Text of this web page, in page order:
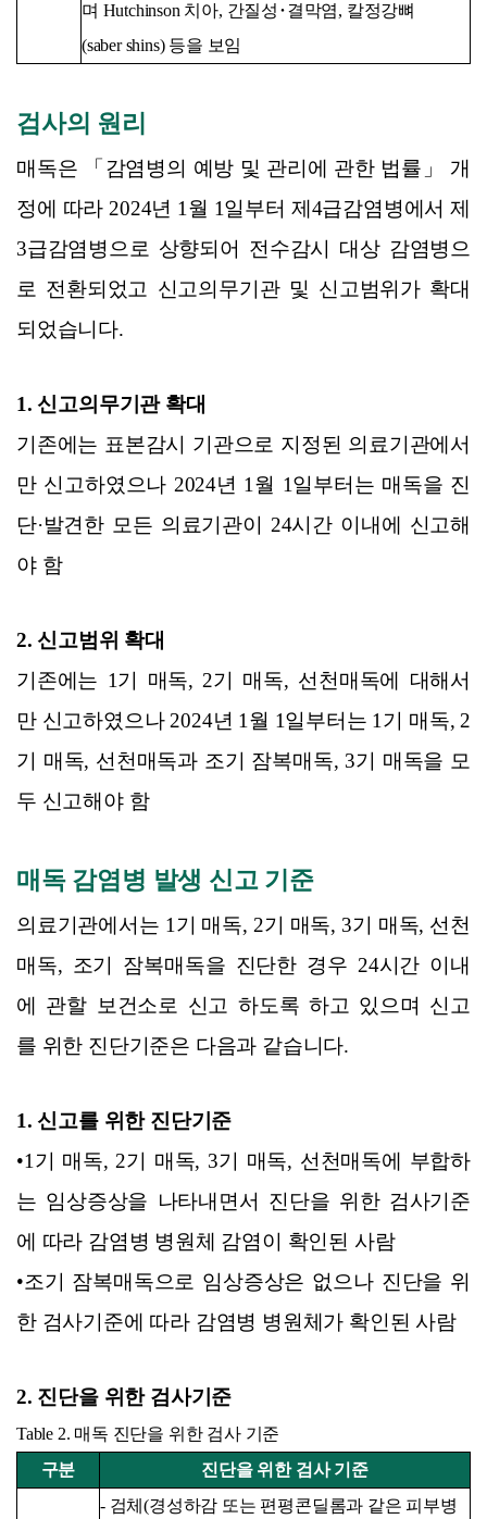
며 Hutchinson 치아, 간질성･결막염, 칼정강뼈
(saber shins) 등을 보임
검사의 원리
매독은 「감염병의 예방 및 관리에 관한 법률」 개
정에 따라 2024년 1월 1일부터 제4급감염병에서 제
3급감염병으로 상향되어 전수감시 대상 감염병으
로 전환되었고 신고의무기관 및 신고범위가 확대
되었습니다.
1. 신고의무기관 확대
기존에는 표본감시 기관으로 지정된 의료기관에서
만 신고하였으나 2024년 1월 1일부터는 매독을 진
단·발견한 모든 의료기관이 24시간 이내에 신고해
야 함
2. 신고범위 확대
기존에는 1기 매독, 2기 매독, 선천매독에 대해서
만 신고하였으나 2024년 1월 1일부터는 1기 매독, 2
기 매독, 선천매독과 조기 잠복매독, 3기 매독을 모
두 신고해야 함
매독 감염병 발생 신고 기준
의료기관에서는 1기 매독, 2기 매독, 3기 매독, 선천
매독, 조기 잠복매독을 진단한 경우 24시간 이내
에 관할 보건소로 신고 하도록 하고 있으며 신고
를 위한 진단기준은 다음과 같습니다.
1. 신고를 위한 진단기준
•1기 매독, 2기 매독, 3기 매독, 선천매독에 부합하
는 임상증상을 나타내면서 진단을 위한 검사기준
에 따라 감염병 병원체 감염이 확인된 사람
•조기 잠복매독으로 임상증상은 없으나 진단을 위
한 검사기준에 따라 감염병 병원체가 확인된 사람
2. 진단을 위한 검사기준
Table 2. 매독 진단을 위한 검사 기준
구분
진단을 위한 검사 기준
- 검체(경성하감 또는 편평콘딜롬과 같은 피부병